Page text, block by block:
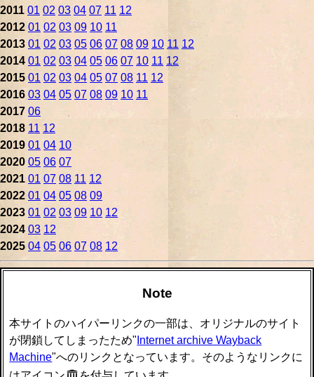
2011 01 02 03 04 07 11 12
2012 01 02 03 09 10 11
2013 01 02 03 05 06 07 08 09 10 11 12
2014 01 02 03 04 05 06 07 10 11 12
2015 01 02 03 04 05 07 08 11 12
2016 03 04 05 07 08 09 10 11
2017 06
2018 11 12
2019 01 04 10
2020 05 06 07
2021 01 07 08 11 12
2022 01 04 05 08 09
2023 01 02 03 09 10 12
2024 03 12
2025 04 05 06 07 08 12
Note
本サイトのハイパーリンクの一部は、オリジナルのサイト
が閉鎖してしまったため" Internet archive Wayback
Machine"へのリンクとなっています。そのようなリンクに